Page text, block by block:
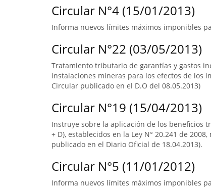
Circular N°4 (15/01/2013)
Informa nuevos límites máximos imponibles
Circular N°22 (03/05/2013)
Tratamiento tributario de garantías y gastos
instalaciones mineras para los efectos de los
Circular publicado en el D.O del 08.05.2013)
Circular N°19 (15/04/2013)
Instruye sobre la aplicación de los beneficios
+ D), establecidos en la Ley N° 20.241 de
publicado en el Diario Oficial de 18.04.2013).
Circular N°5 (11/01/2012)
Informa nuevos límites máximos imponibles